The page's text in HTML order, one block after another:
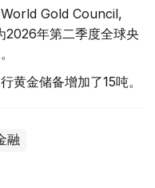
World Gold Council,
2026年第二季度全球央
黄金储备增加了15吨。
融